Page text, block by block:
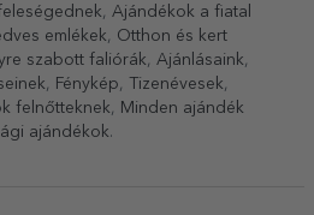
, Ajándékok a fiatal
emlékek, Otthon és kert
szabott faliórák, Ajánlásaink,
, Fénykép, Tizenévesek,
felnőtteknek, Minden ajándék
ajándékok.